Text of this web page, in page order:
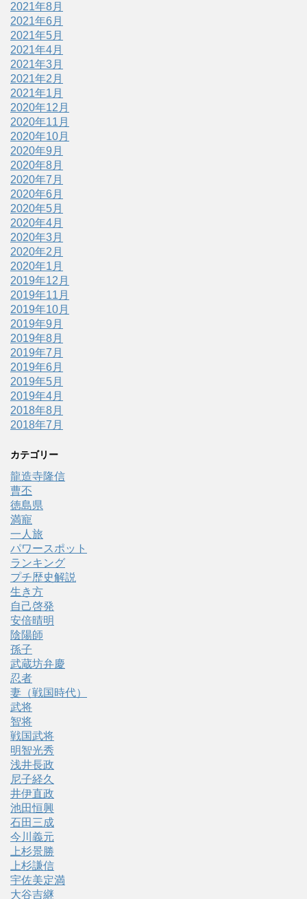
2021年8月
2021年6月
2021年5月
2021年4月
2021年3月
2021年2月
2021年1月
2020年12月
2020年11月
2020年10月
2020年9月
2020年8月
2020年7月
2020年6月
2020年5月
2020年4月
2020年3月
2020年2月
2020年1月
2019年12月
2019年11月
2019年10月
2019年9月
2019年8月
2019年7月
2019年6月
2019年5月
2019年4月
2018年8月
2018年7月
カテゴリー
龍造寺隆信
曹丕
徳島県
満寵
一人旅
パワースポット
ランキング
プチ歴史解説
生き方
自己啓発
安倍晴明
陰陽師
孫子
武蔵坊弁慶
忍者
妻（戦国時代）
武将
智将
戦国武将
明智光秀
浅井長政
尼子経久
井伊直政
池田恒興
石田三成
今川義元
上杉景勝
上杉謙信
宇佐美定満
大谷吉継